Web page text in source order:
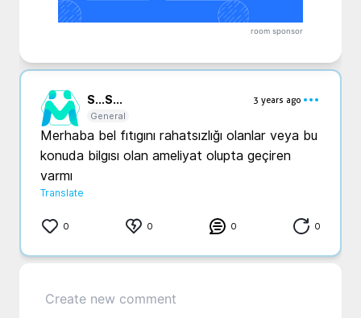
room sponsor
S...S...
3 years ago
General
Merhaba bel fıtıgını rahatsızlığı olanlar veya bu
konuda bilgısı olan ameliyat olupta geçiren
varmı
Translate
0 0 0 0